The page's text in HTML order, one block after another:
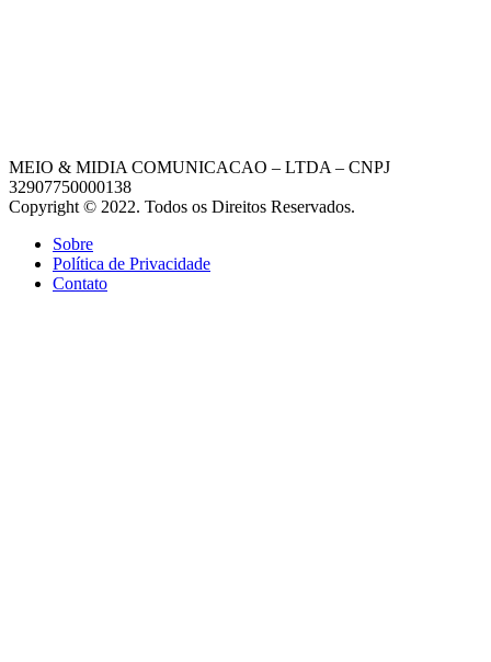
MEIO & MIDIA COMUNICACAO – LTDA – CNPJ
32907750000138
Copyright © 2022. Todos os Direitos Reservados.
Sobre
Política de Privacidade
Contato